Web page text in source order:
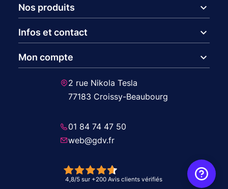
Nos produits expand_more
Infos et contact expand_more
Mon compte expand_more
2 rue Nikola Tesla
77183 Croissy-Beaubourg
01 84 74 47 50
web@gdv.fr